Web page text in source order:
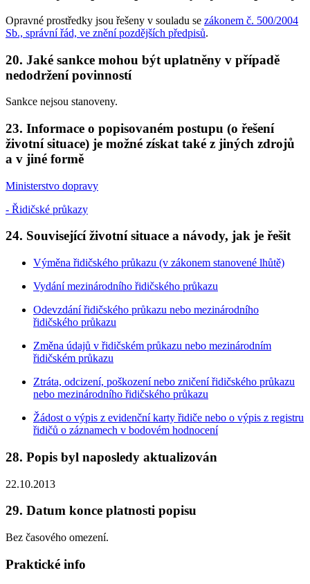
Opravné prostředky jsou řešeny v souladu se zákonem č. 500/2004
Sb., správní řád, ve znění pozdějších předpisů.
20. Jaké sankce mohou být uplatněny v případě
nedodržení povinností
Sankce nejsou stanoveny.
23. Informace o popisovaném postupu (o řešení
životní situace) je možné získat také z jiných zdrojů
a v jiné formě
Ministerstvo dopravy
- Řidičské průkazy
24. Související životní situace a návody, jak je řešit
Výměna řidičského průkazu (v zákonem stanovené lhůtě)
Vydání mezinárodního řidičského průkazu
Odevzdání řidičského průkazu nebo mezinárodního
řidičského průkazu
Změna údajů v řidičském průkazu nebo mezinárodním
řidičském průkazu
Ztráta, odcizení, poškození nebo zničení řidičského průkazu
nebo mezinárodního řidičského průkazu
Žádost o výpis z evidenční karty řidiče nebo o výpis z registru
řidičů o záznamech v bodovém hodnocení
28. Popis byl naposledy aktualizován
22.10.2013
29. Datum konce platnosti popisu
Bez časového omezení.
Praktické info